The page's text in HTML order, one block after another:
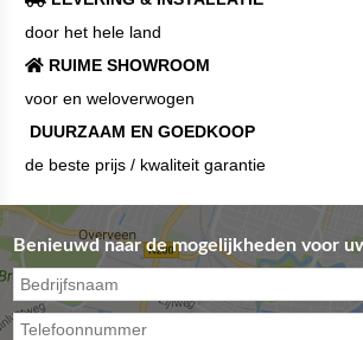
door het hele land
RUIME SHOWROOM
voor en weloverwogen
DUURZAAM EN GOEDKOOP
de beste prijs / kwaliteit garantie
Benieuwd naar de mogelijkheden voor